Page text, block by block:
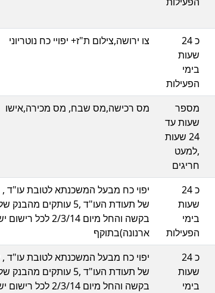
כ 24
שעות
בימי
הפעילות
צו ירושה,צילום ת"ז+ יפויי כח נוטריוני
מספר
שעות עד
24 שעות
,למעט
חריגים
מס רכישה,מס שבח, מס מכירה,אישו
כ 24
שעות
בימי
הפעילות
יפוי כח מבעל המשכנתא לטובת עו"ד ,
של תעודת העו"ד ,5
בקשה והחל מיום 2/
ארנונה)בתוקף
כ 24
שעות
בימי
יפוי כח מבעל המשכנתא לטובת עו"ד ,
של תעודת העו"ד ,5
בקשה והחל מיום 2/